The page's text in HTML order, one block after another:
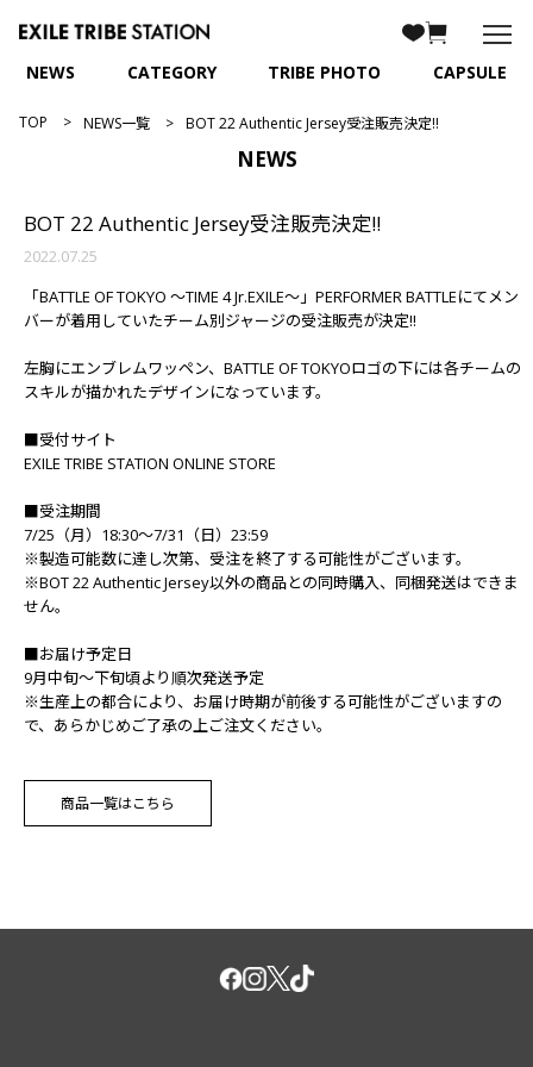
NEWS CATEGORY TRIBE PHOTO CAPSULE
TOP NEWS一覧 BOT 22 Authentic Jersey受注販売決定!!
NEWS
BOT 22 Authentic Jersey受注販売決定!!
2022.07.25
「BATTLE OF TOKYO ～TIME 4 Jr.EXILE～」PERFORMER BATTLEにてメン
バーが着用していたチーム別ジャージの受注販売が決定!!
左胸にエンブレムワッペン、BATTLE OF TOKYOロゴの下には各チームの
スキルが描かれたデザインになっています。
■受付サイト
EXILE TRIBE STATION ONLINE STORE
■受注期間
7/25（月）18:30～7/31（日）23:59
※製造可能数に達し次第、受注を終了する可能性がございます。
※BOT 22 Authentic Jersey以外の商品との同時購入、同梱発送はできま
せん。
■お届け予定日
9月中旬～下旬頃より順次発送予定
※生産上の都合により、お届け時期が前後する可能性がございますの
で、あらかじめご了承の上ご注文ください。
商品一覧はこちら